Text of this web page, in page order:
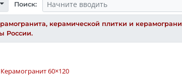
Поиск:
керамической плитки и
России.
60×120